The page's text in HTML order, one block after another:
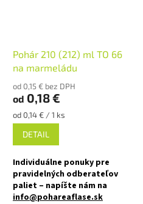
Pohár 210 (212) ml TO 66
na marmeládu
od 0,15 € bez DPH
od 0,18 €
Jednotková
cena:
od 0,14 € / 1 ks
DETAIL
Individuálne ponuky pre
pravidelných odberateľov
paliet – napíšte nám na
info@pohareaflase.sk